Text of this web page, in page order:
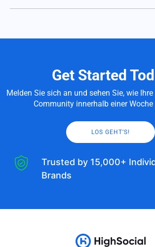
Get Started
Melden Sie sich an und sehen Sie, wie
Community innerhalb einer Woche
LOS GEHT’S!
Trusted by 15,000+
Brands